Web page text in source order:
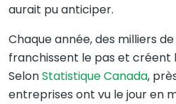
aurait pu anticiper.
Chaque année, des milliers
franchissent le pas et
SelonStatistique Canada,
entreprises ont vu le jour en